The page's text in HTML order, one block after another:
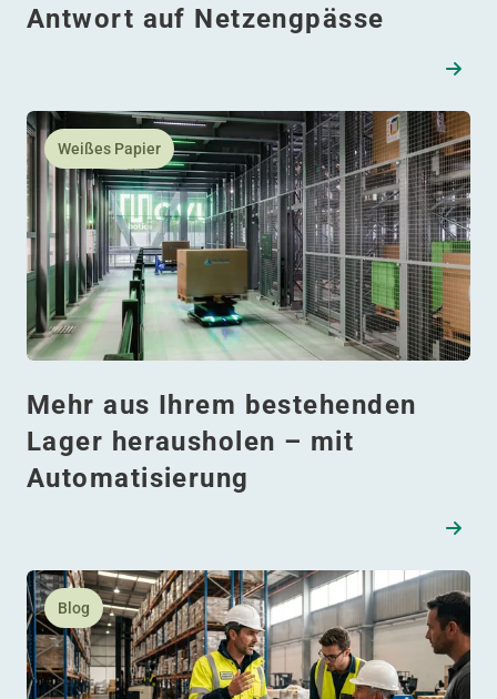
Antwort auf Netzengpässe
Weißes Papier
Mehr aus Ihrem bestehenden
Lager herausholen – mit
Automatisierung
Lesen Sie mehr daüber Mehr aus Ihrem bestehenden
Blog
Lesen Sie mehr daüber Automatisierung beginnt mit